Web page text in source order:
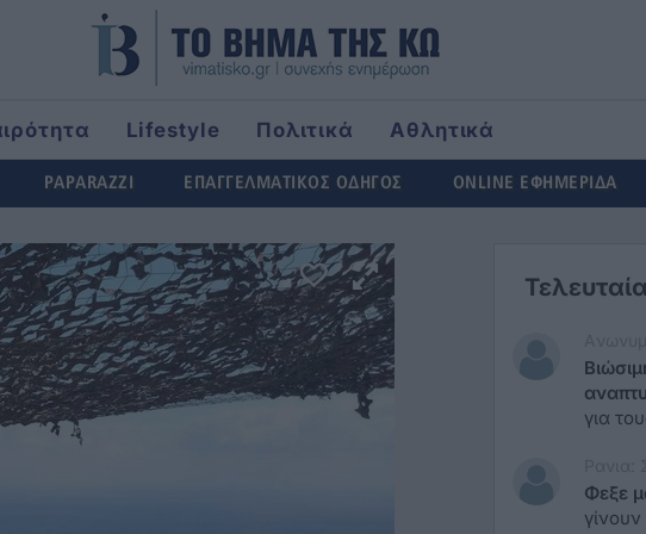
Lifestyle Πολιτικά
Αθλητικά
PAPARAZZI ΕΠΑΓΓΕΛΜΑΤΙΚΟΣ ΟΔΗΓΟΣ ONLINE ΕΦΗΜΕΡΙΔΑ
για
Φεξε